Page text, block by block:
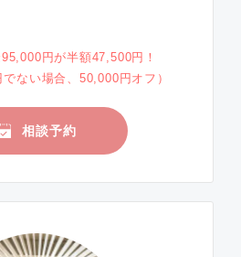
円が半額47,500円！
でない場合、50,000円オフ）
相談予約